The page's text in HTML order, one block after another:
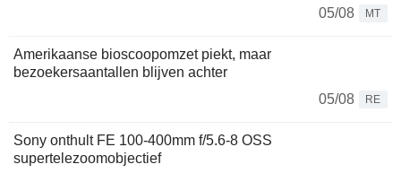
05/08
MT
Amerikaanse bioscoopomzet piekt, maar
bezoekersaantallen blijven achter
05/08
RE
Sony onthult FE 100-400mm f/5.6-8 OSS
supertelezoomobjectief